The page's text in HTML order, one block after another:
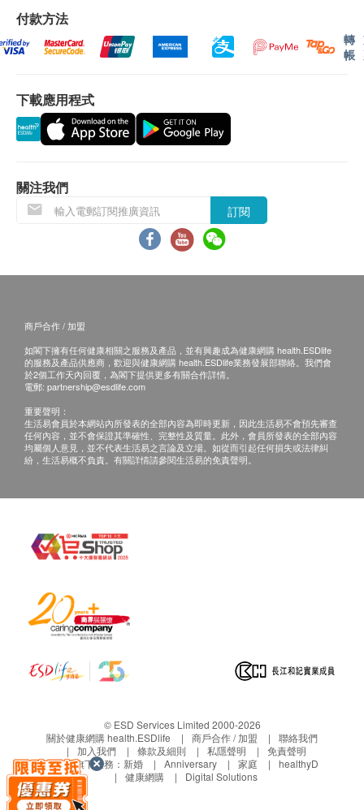
送貨日期及地址而引起之全數費用。
不排除運送時間會因節日而有所影響。當八號烈風
訊號懸掛或黑色暴雨警告生效時，送貨服務時間將
所有訂單須視乎相關貨品的供應情況再作最後確
認。倘若健康網購health.ESDlife未能提供任何訂
單上的貨品，健康網購health.ESDlife有權拒絕接
客再作安排。
貨品質量保證，於顧客收到產品當日起計，食用期
換貨條款
當顧客收取已訂購之貨品時，有責任檢查貨品是否
有損毀情況，一經確認簽收，恕不接受退換。
退換產品必須包裝完整，如退換之產品有任何殘缺
或過期退回，供應商有權不受理。
如有其他損壞或遺漏查詢，顧客必須保留有效收據
正本，並於送貨後3個工作天內按下列方式聯絡健
電郵: support@esdlife.com / 健康網購
付款方法
轉
帳
下載應用程式
關注我們
訂閱
商戶合作 / 加盟
如閣下擁有任何健康相關之服務及產品，並有興趣成為健康網購 health.ESDlife
的服務及產品供應商，歡迎與健康網購 health.ESDlife業務發展部聯絡。我們會
於2個工作天內回覆，為閣下提供更多有關合作詳情。
電郵: partnership@esdlife.com
重要聲明：
生活易會員於本網站內所發表的全部內容為即時更新，因此生活易不會預先審查
任何內容，並不會保證其準確性、完整性及質量。此外，會員所發表的全部內容
均屬個人意見，並不代表生活易之言論及立場。如從而引起任何損失或法律糾
紛，生活易概不負責。有關詳情請參閱生活易的免責聲明。
© ESD Services Limited 2000-2026
關於健康網購 health.ESDlife
商戶合作 / 加盟
聯絡我們
加入我們
條款及細則 私隱聲明
免責聲明
生活易旗下業務： 新婚 Anniversary 家庭
healthyD
健康網購
Digital Solutions